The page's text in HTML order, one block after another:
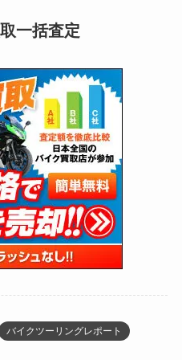
(249)
(16)
(255)
(204)
(166)
(23)
(33)
(34)
(35)
(41)
(171)
(118)
(27)
(1,605)
(13)
(12)
一括査定
バイクツーリングレポート